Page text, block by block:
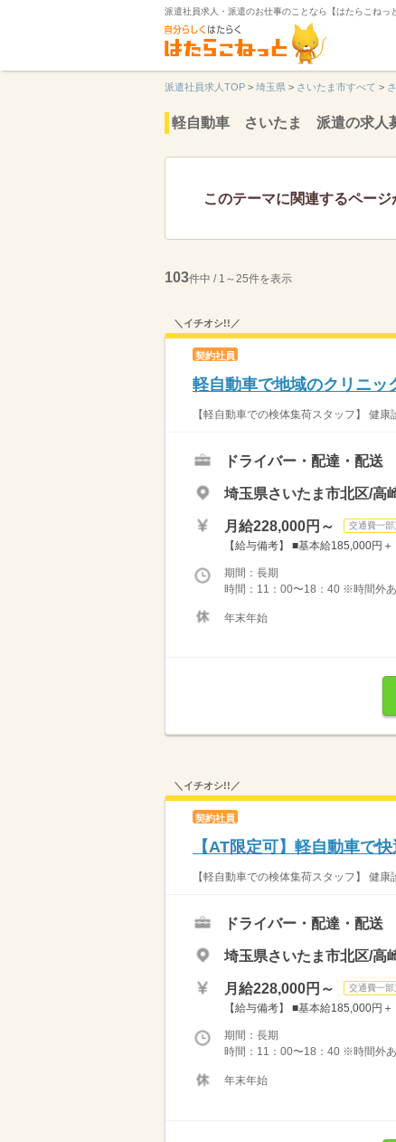
派遣社員求人・派遣のお仕事のことなら【はたらこねっ
派遣社員求人TOP > 埼玉県 > さいたま市すべて >
軽自動車 さいたま 派遣の求人
このテーマに関連するページ
103件中 / 1～25件を表示
＼イチオシ!!／
契約社員
軽自動車で地域のクリニッ
【軽自動車での検体集荷スタッフ】 健
ドライバー・配達・配送
埼玉県さいたま市北区/高
月給228,000円～ 交通費一部
【給与備考】 ■基本給185,000円
期間：長期
時間：11：00〜18：40 ※時間外
年末年始
＼イチオシ!!／
契約社員
【AT限定可】軽自動車で
【軽自動車での検体集荷スタッフ】 健
ドライバー・配達・配送
埼玉県さいたま市北区/高
月給228,000円～ 交通費一部
【給与備考】 ■基本給185,000円
期間：長期
時間：11：00〜18：40 ※時間外
年末年始